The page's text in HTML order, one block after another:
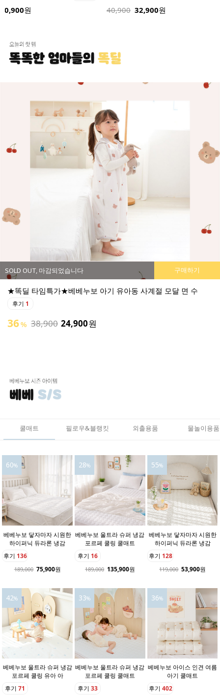
32,900원
SOLD OUT, 마감되었습니다 구매하기
★똑딜 타임특가★베베누보 소프트 부스터 아기 튜브 의자
후기 0
튜브로 폭신하고 활용도가 좋은 아기 의자 출시:)
49
쿨매트 필로우&블랭킷 외출용품 물놀이용품
60%
베베누보 닿자마자 시원한
하이퍼닉 듀라론 냉감
후기 136
189,000 75,900원
28%
베베누보 울트라 슈퍼 냉감
포르페 쿨링 쿨매트
후기 16
189,000 135,900원
55%
베베누보 닿자마자 시원한
하이퍼닉 듀라론 냉감
후기 128
119,000 53,900원
42%
베베누보 울트라 슈퍼 냉감
포르페 쿨링 유아 아
후기71
33%
베베누보 울트라 슈퍼 냉감
포르페 쿨링 쿨매트
후기33
36%
베베누보 아이스 인견 여름
아기 쿨매트
후기 402